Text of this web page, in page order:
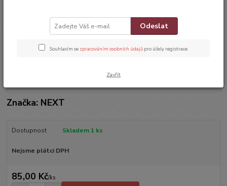
Džínové kraťásky
Značka: NEXT
Dostupnost Skladem 1 ks
Nejsme plátci DPH
85,00 Kč/ks
Odeslat
Souhlasím se zpracováním osobních údajů pro účely registrace.
Zavřít